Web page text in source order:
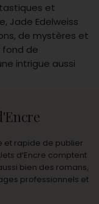
et
Jade Edelweiss
de mystères et
fond de
intrigue aussi
et rapide de publier
d’Encre comptent
bien des romans,
professionnels et